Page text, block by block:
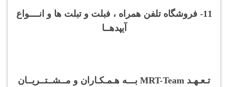
11- فروشگاه تلفن همراه ، فبلت و تبلت ها و انــــواع
آیپدهــا
تـعـهـد MRT-Team بـــه هـمـکـاران و مــشــتــریــان